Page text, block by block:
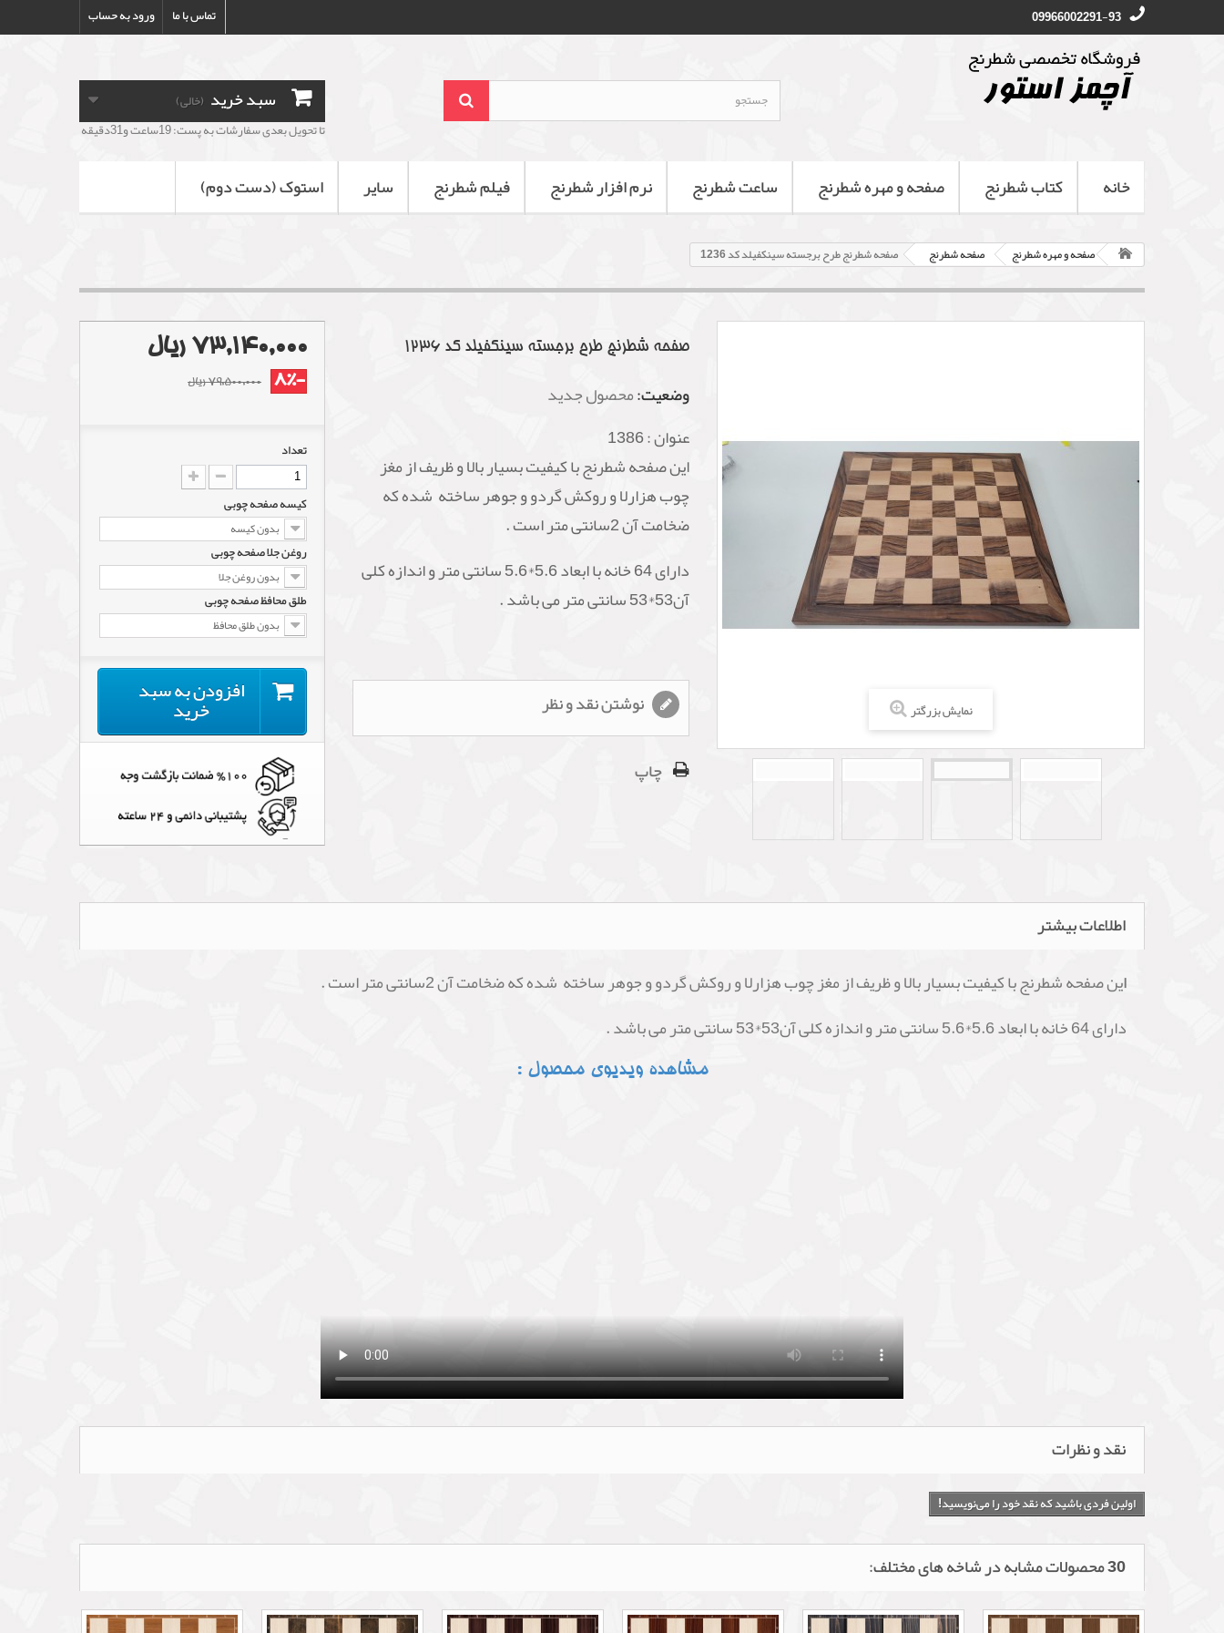
ورود به حساب تماس با ما 09966002291-93
سبد خرید (خالی)
تا تحویل بعدی سفارشات به پست: 19ساعت و31دقیقه
خانه کتاب شطرنج صفحه و مهره شطرنج ساعت شطرنج نرم افزار شطرنج فیلم شطرنج سایر استوک (دست دوم)
صفحه و مهره شطرنج صفحه شطرنج صفحه شطرنج طرح برجسته سینکفیلد کد 1236
نمایش بزرگتر
صفحه شطرنج طرح برجسته سینکفیلد کد 1236
وضعیت:محصول جدید
عنوان :1386
این صفحه شطرنج با کیفیت بسیار بالا و ظریف از مغز
چوب هزارلا و روکش گردو و جوهر ساخته شده که
ضخامت آن 2سانتی متر است .
دارای 64 خانه با ابعاد 5.6*5.6 سانتی متر و اندازه کلی
آن53*53 سانتی متر می باشد .
نوشتن نقد و نظر
چاپ
73,140,000 ریال
-8% 79,500,000 ریال
تعداد
کیسه صفحه چوبی
بدون کیسه
روغن جلا صفحه چوبی
بدون روغن جلا
طلق محافظ صفحه چوبی
بدون طلق محافظ
افزودن به سبد
خرید
اطلاعات بیشتر
این صفحه شطرنج با کیفیت بسیار بالا و ظریف از مغز چوب هزارلا و روکش گردو و جوهر ساخته شده که ضخامت آن 2سانتی متر است .
دارای 64 خانه با ابعاد 5.6*5.6 سانتی متر و اندازه کلی آن53*53 سانتی متر می باشد .
مشاهده ویدیوی محصول :
نقد و نظرات
اولین فردی باشید که نقد خود را می‌نویسید!
30 محصولات مشابه در شاخه های مختلف: